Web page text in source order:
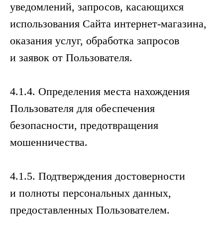
уведомлений, запросов, касающихся
использования Сайта интернет-магазина,
оказания услуг, обработка запросов
и заявок от Пользователя.
4.1.4. Определения места нахождения
Пользователя для обеспечения
безопасности, предотвращения
мошенничества.
4.1.5. Подтверждения достоверности
и полноты персональных данных,
предоставленных Пользователем.